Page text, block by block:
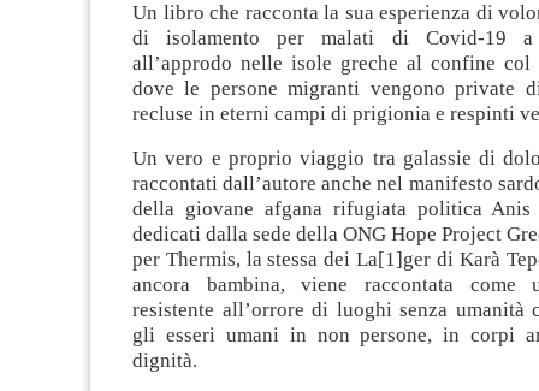
Un libro che racconta la sua esperienza di
di isolamento per malati di Covid-19
all’approdo nelle isole greche al confine col
dove le persone migranti vengono private
recluse in eterni campi di prigionia e respinti
Un vero e proprio viaggio tra galassie di
raccontati dall’autore anche nel manifesto
della giovane afgana rifugiata politica
dedicati dalla sede della ONG Hope Project
per Thermis, la stessa dei La[1]ger di Karà
ancora bambina, viene raccontata come
resistente all’orrore di luoghi senza umanità
gli esseri umani in non persone, in corpi
dignità.